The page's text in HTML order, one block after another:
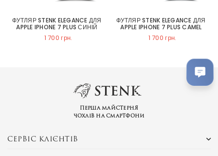
ФУТЛЯР STENK ELEGANCE ДЛЯ
APPLE IPHONE 7 PLUS СИНІЙ
1 700 грн.
ФУТЛЯР STENK ELEGANCE ДЛЯ
APPLE IPHONE 7 PLUS CAMEL
1 700 грн.
Перша майстерня
чохлів на смартфони
СЕРВІС КЛІЄНТІВ